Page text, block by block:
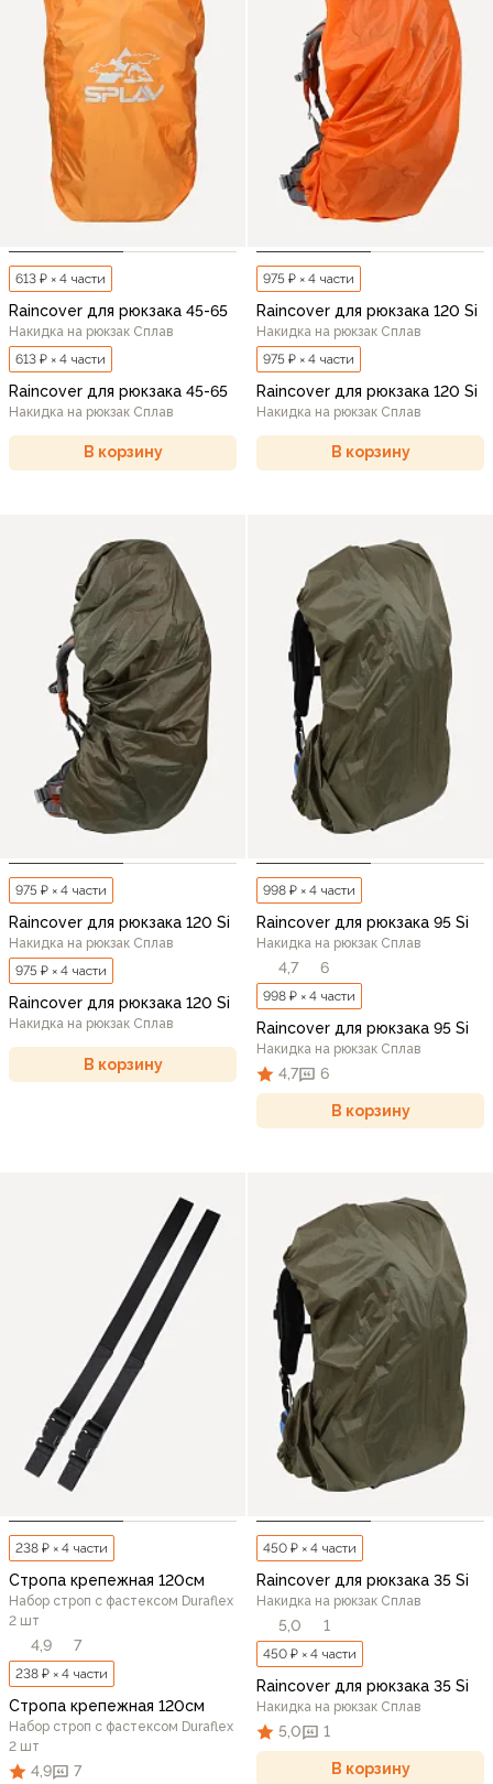
613 ₽ × 4 части
Raincover для рюкзака 45-65
Накидка на рюкзак Сплав
613 ₽ × 4 части
Raincover для рюкзака 45-65
Накидка на рюкзак Сплав
В корзину
975 ₽ × 4 части
Raincover для рюкзака 120 Si
Накидка на рюкзак Сплав
975 ₽ × 4 части
Raincover для рюкзака 120 Si
Накидка на рюкзак Сплав
В корзину
975 ₽ × 4 части
Raincover для рюкзака 120 Si
Накидка на рюкзак Сплав
975 ₽ × 4 части
Raincover для рюкзака 120 Si
Накидка на рюкзак Сплав
В корзину
998 ₽ × 4 части
Raincover для рюкзака 95 Si
Накидка на рюкзак Сплав
4,7 6
998 ₽ × 4 части
Raincover для рюкзака 95 Si
Накидка на рюкзак Сплав
4,7 6
В корзину
238 ₽ × 4 части
Стропа крепежная 120см
Набор строп с фастексом Duraflex
2 шт
4,9 7
238 ₽ × 4 части
Стропа крепежная 120см
Набор строп с фастексом Duraflex
2 шт
4,9 7
450 ₽ × 4 части
Raincover для рюкзака 35 Si
Накидка на рюкзак Сплав
5,0 1
450 ₽ × 4 части
Raincover для рюкзака 35 Si
Накидка на рюкзак Сплав
5,0 1
В корзину